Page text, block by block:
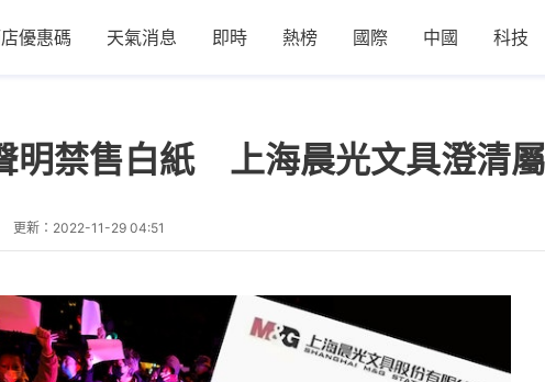
優惠碼 天氣消息 即時 熱榜 國際 中國 科技
明禁售白紙 上海晨光文具澄清
更新： 2022-11-29 04:51